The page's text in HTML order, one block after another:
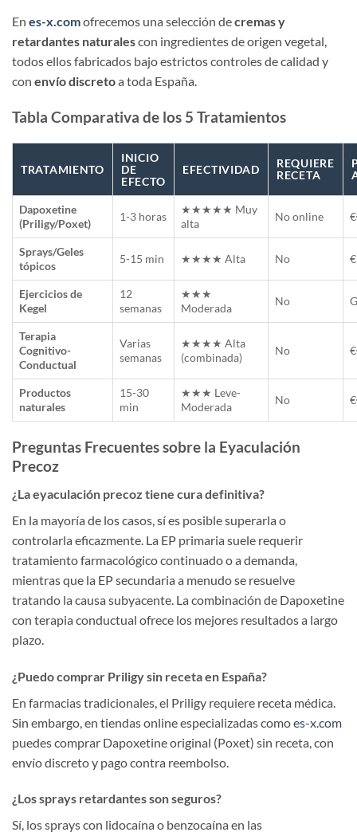
En es-x.comofrecemos una selección decremas y
retardantes naturalescon ingredientes de origen vegetal,
todos ellos fabricados bajo estrictos controles de calidad y
con envío discretoa toda España.
Tabla Comparativa de los 5 Tratamientos
TRATAMIENTO
INICIO
DE
EFECTO
EFECTIVIDAD
REQUIERE
RECETA
Dapoxetine
(Priligy/Poxet)
1-3 horas
★★★★★ Muy
alta
No online
Sprays/Geles
tópicos
5-15 min ★★★★ Alta No €
Ejercicios de
Kegel
12
semanas
★★★
Moderada
No
Terapia
Cognitivo-
Conductual
Varias
semanas
★★★★ Alta
(combinada)
No
Productos
naturales
15-30
min
★★★ Leve-
Moderada
No
Preguntas Frecuentes sobre la Eyaculación
Precoz
¿La eyaculación precoz tiene cura definitiva?
En la mayoría de los casos, sí es posible superarla o
controlarla eficazmente. La EP primaria suele requerir
tratamiento farmacológico continuado o a demanda,
mientras que la EP secundaria a menudo se resuelve
tratando la causa subyacente. La combinación de Dapoxetine
con terapia conductual ofrece los mejores resultados a largo
plazo.
¿Puedo comprar Priligy sin receta en España?
En farmacias tradicionales, el Priligy requiere receta médica.
Sin embargo, en tiendas online especializadas comoes-x.com
puedes comprar Dapoxetine original (Poxet) sin receta, con
envío discreto y pago contra reembolso.
¿Los sprays retardantes son seguros?
Sí, los sprays con lidocaína o benzocaína en las